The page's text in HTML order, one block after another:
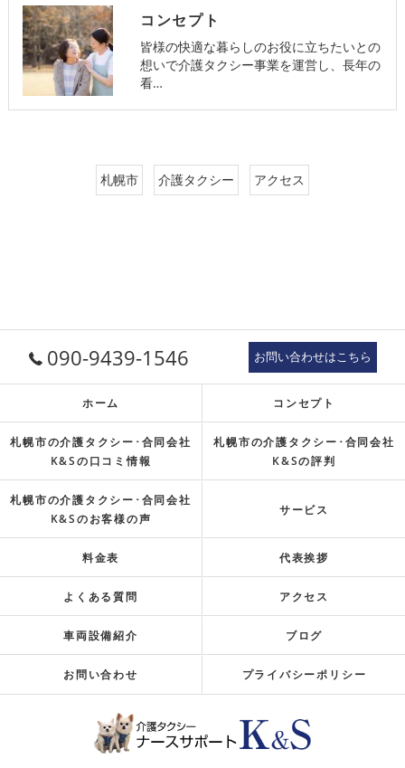
コンセプト
皆様の快適な暮らしのお役に立ちたいとの
想いで介護タクシー事業を運営し、長年の
看…
札幌市 介護タクシー アクセス
090-9439-1546 お問い合わせはこちら
ホーム コンセプト
札幌市の介護タクシー･合同会社
K&Sの口コミ情報
札幌市の介護タクシー･合同会社
K&Sの評判
札幌市の介護タクシー･合同会社
K&Sのお客様の声
サービス
料金表 代表挨拶
よくある質問 アクセス
車両設備紹介 ブログ
お問い合わせ プライバシーポリシー